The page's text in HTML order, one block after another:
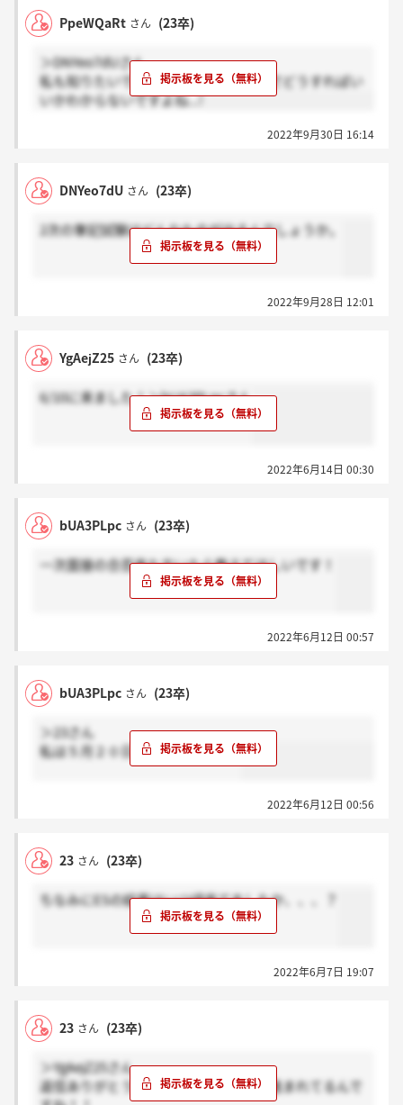
PpeWQaRt さん (23卒)
＞DNYeo7dUさん
私も知りたいです！書き込みがないのでどうすればい
いかわからないですよね...!
2022年9月30日 16:14
DNYeo7dU さん (23卒)
2次の筆記試験はどんなものが出るんでしょうか。
2022年9月28日 12:01
YgAejZ25 さん (23卒)
6/10に来ました！＞bUA3PLpcさん
2022年6月14日 00:30
bUA3PLpc さん (23卒)
一次面接の合否来た方いたら教えてほしいです！
2022年6月12日 00:57
bUA3PLpc さん (23卒)
＞23さん
私は５月２０日ごろに来てました
2022年6月12日 00:56
23 さん (23卒)
ちなみにESの結果はいつ頃来てましたか、、、？
2022年6月7日 19:07
23 さん (23卒)
＞YgAejZ25さん
返信ありがとうございます！もう面接進まれてるんで